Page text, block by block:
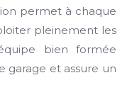
permet à chaque
pleinement les
bien formée
garage et assure un